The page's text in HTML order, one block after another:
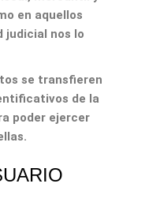
en aquellos
judicial nos lo
se transfieren
de la
poder ejercer